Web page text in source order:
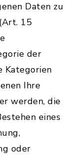
Daten zu
15
der
Kategorien
Ihre
werden, die
eines
oder